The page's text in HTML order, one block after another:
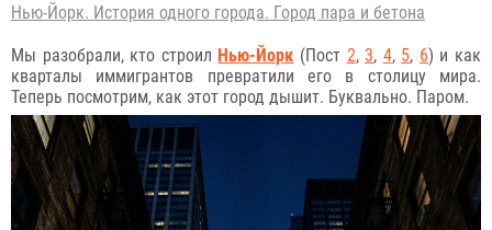
Нью-Йорк. История одного города. Город пара и бетона
Мы разобрали, кто строил Нью-Йорк (Пост 2,3, 4, 5, 6) и как
кварталы иммигрантов превратили его в столицу мира.
Теперь посмотрим, как этот город дышит. Буквально. Паром.